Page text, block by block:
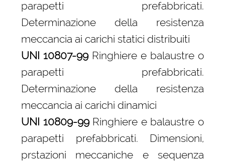
parapetti prefabbricati.
Determinazione della resistenza
meccancia ai carichi statici distribuiti
UNI 10807-99Ringhiere e balaustre o
parapetti prefabbricati.
Determinazione della resistenza
meccancia ai carichi dinamici
UNI 10809-99Ringhiere e balaustre o
parapetti prefabbricati. Dimensioni,
prstazioni meccaniche e sequenza